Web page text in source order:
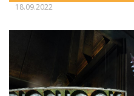
18.09.2022